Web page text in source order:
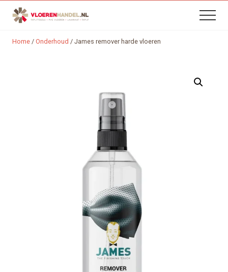
Menu
Skip
Skip
Menu
Home / Onderhoud / James remover harde vloeren